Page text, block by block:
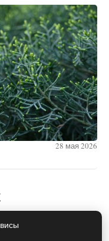
28 мая 2026
документы